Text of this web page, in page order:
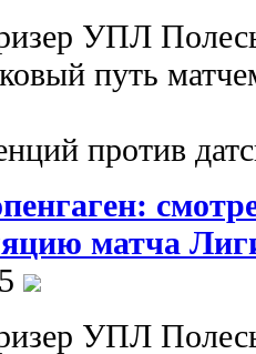
УПЛ
путь
против
матча
УПЛ